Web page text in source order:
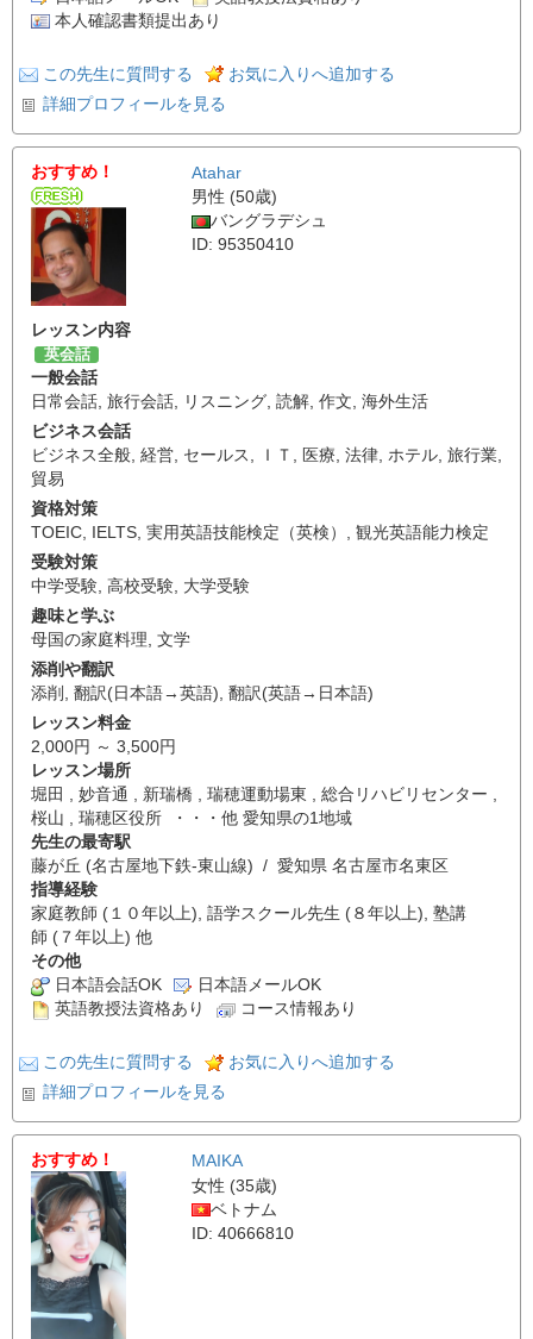
本人確認書類提出あり
この先生に質問する
お気に入りへ追加する
詳細プロフィールを見る
おすすめ！
Atahar
男性 (50歳)
バングラデシュ
ID: 95350410
レッスン内容
英会話
一般会話
日常会話, 旅行会話, リスニング, 読解, 作文, 海外生活
ビジネス会話
ビジネス全般, 経営, セールス, ＩＴ , 医療, 法律, ホテル, 旅行業,
貿易
資格対策
TOEIC, IELTS, 実用英語技能検定（英検） , 観光英語能力検定
受験対策
中学受験, 高校受験, 大学受験
趣味と学ぶ
母国の家庭料理, 文学
添削や翻訳
添削 , 翻訳(日本語→英語), 翻訳(英語→日本語)
レッスン料金
2,000円 ～ 3,500円
レッスン場所
堀田 , 妙音通 , 新瑞橋 , 瑞穂運動場東 , 総合リハビリセンター ,
桜山 , 瑞穂区役所 ・・・他 愛知県の1地域
先生の最寄駅
藤が丘 (名古屋地下鉄-東山線) / 愛知県 名古屋市名東区
指導経験
家庭教師 (１０年以上), 語学スクール先生 (８年以上), 塾講
師 (７年以上) 他
その他
日本語会話OK
日本語メールOK
英語教授法資格あり
コース情報あり
この先生に質問する
お気に入りへ追加する
詳細プロフィールを見る
おすすめ！
MAIKA
女性 (35歳)
ベトナム
ID: 40666810